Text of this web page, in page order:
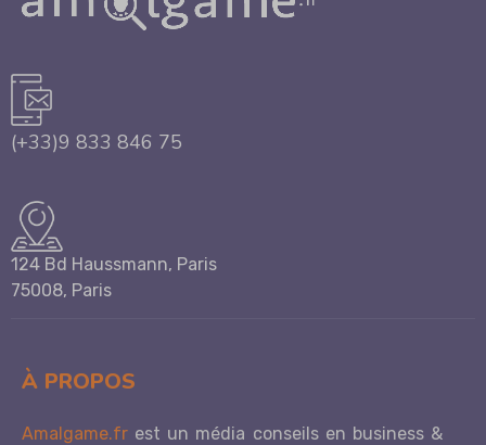
(+33)9 833 846 75
124 Bd Haussmann, Paris
75008, Paris
À PROPOS
Amalgame.fr est un média conseils en business &